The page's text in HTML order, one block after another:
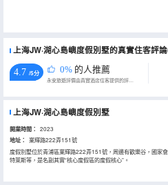
上海JW·湖心島嶼度假別墅的真實住客評
4.7 /5分 0% 的人推薦
永安旅遊評價由真實酒店住客提供的評價。
上海JW·湖心島嶼度假別墅
開業時間： 2023
地址：
業輝路222弄151號
度假別墅位於青浦區業輝路222弄151號，周邊有歡樂谷，國家
特萊斯等，是名副其實“核心度假區的度假核心”。